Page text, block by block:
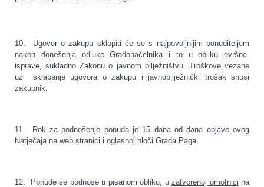
10. Ugovor o zakupu sklopiti će se s najpovoljnijim ponuditeljem
nakon donošenja odluke Gradonačelnika i to u obliku ovršne
isprave, sukladno Zakonu o javnom bilježništvu. Troškove vezane
uz sklapanje ugovora o zakupu i javnobilježnički trošak snosi
zakupnik.
11. Rok za podnošenje ponuda je 15 dana od dana objave ovog
Natječaja na web stranici i oglasnoj ploči Grada Paga.
12. Ponude se podnose u pisanom obliku, uzatvorenoj omotnici na